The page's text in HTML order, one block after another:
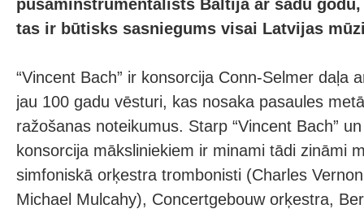
pūšaminstrumentālists Baltijā ar šādu
tas ir būtisks sasniegums visai Latvijas
“Vincent Bach” ir konsorcija Conn-Selmer daļa
jau 100 gadu vēsturi, kas nosaka pasaules
ražošanas noteikumus. Starp “Vincent Bach”
konsorcija māksliniekiem ir minami tādi zināmi
simfoniskā orķestra trombonisti (Charles
Michael Mulcahy), Concertgebouw orķestra,